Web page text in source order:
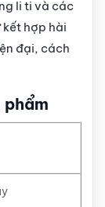
li ti và các
kết hợp hài
đại, cách